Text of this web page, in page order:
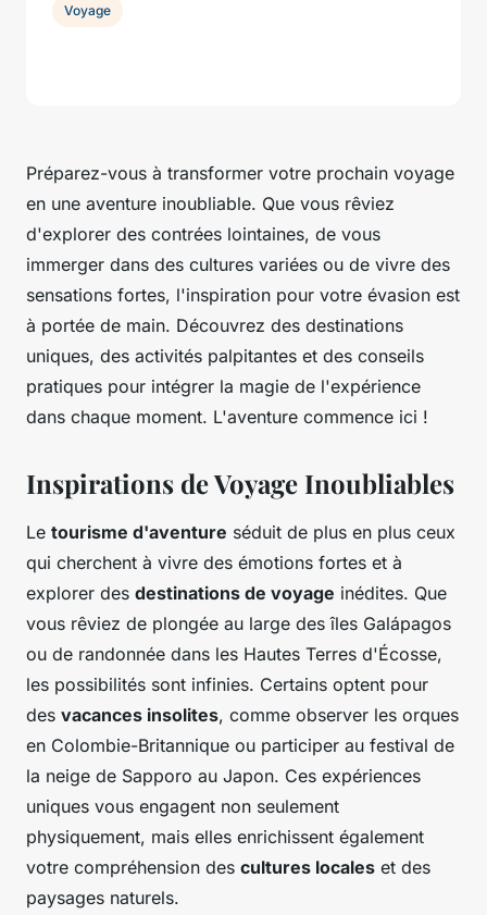
Préparez-vous à transformer votre prochain voyage
en une aventure inoubliable. Que vous rêviez
d'explorer des contrées lointaines, de vous
immerger dans des cultures variées ou de vivre des
sensations fortes, l'inspiration pour votre évasion est
à portée de main. Découvrez des destinations
uniques, des activités palpitantes et des conseils
pratiques pour intégrer la magie de l'expérience
dans chaque moment. L'aventure commence ici !
Inspirations de Voyage Inoubliables
Le tourisme d'aventure séduit de plus en plus ceux
qui cherchent à vivre des émotions fortes et à
explorer des destinations de voyage inédites. Que
vous rêviez de plongée au large des îles Galápagos
ou de randonnée dans les Hautes Terres d'Écosse,
les possibilités sont infinies. Certains optent pour
des vacances insolites, comme observer les orques
en Colombie-Britannique ou participer au festival de
la neige de Sapporo au Japon. Ces expériences
uniques vous engagent non seulement
physiquement, mais elles enrichissent également
votre compréhension des cultures locales et des
paysages naturels.
Voyage